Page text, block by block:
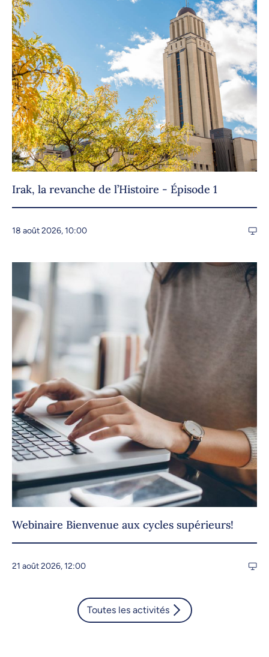
Irak, la revanche de l’Histoire - Épisode 1
18 août 2026, 10:00
Webinaire Bienvenue aux cycles supérieurs!
21 août 2026, 12:00
Toutes les activités